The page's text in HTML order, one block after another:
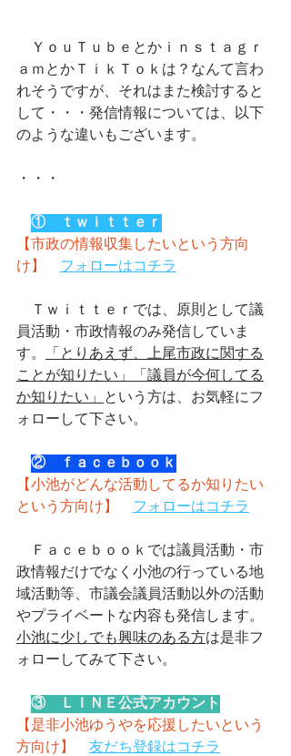
ＹｏｕＴｕｂｅとかｉｎｓｔａｇｒ
ａｍとかＴｉｋＴｏｋは？なんて言わ
れそうですが、それはまた検討すると
して・・・発信情報については、以下
のような違いもございます。
・・・
①　ｔｗｉｔｔｅｒ
【市政の情報収集したいという方向
け】
フォローはコチラ
Ｔｗｉｔｔｅｒでは、原則として議
員活動・市政情報のみ発信していま
す。
「とりあえず、上尾市政に関する
ことが知りたい」「議員が今何してる
か知りたい」 という方は、お気軽にフ
ォローして下さい。
②　ｆａｃｅｂｏｏｋ
【小池がどんな活動してるか知りたい
という方向け】
フォローはコチラ
Ｆａｃｅｂｏｏｋでは議員活動・市
政情報だけでなく小池の行っている地
域活動等、市議会議員活動以外の活動
やプライベートな内容も発信します。
小池に少しでも興味のある方は是非フ
ォローしてみて下さい。
③　ＬＩＮＥ公式アカウント
【是非小池ゆうやを応援したいという
方向け】
友だち登録はコチラ